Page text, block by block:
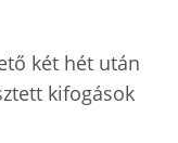
két hét után
kifogások